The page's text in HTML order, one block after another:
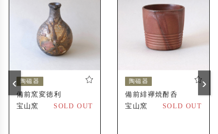
不老山(備前市伊部)の山麓に全長12メートルの
穴窯を築窯
広島県神石高原町(旧油木町)に工房と窯(仙養ヶ
原 宝山窯)を新設
海外展開ブランド「GENSO」を設立、欧米や
アジア圏での取り扱いが始まる
出展歴
陶磁器
備前窯変徳利
宝山窯
SOLD OUT
陶磁器
備前緋襷焼酎呑
宝山窯
SOLD OUT
‹ ›